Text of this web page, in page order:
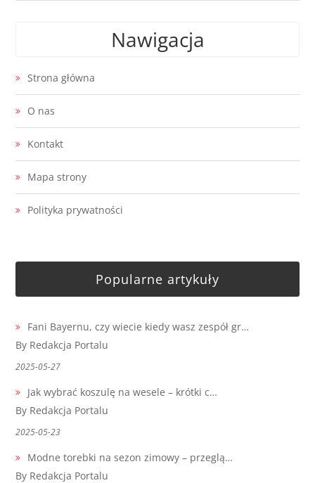
Nawigacja
Strona główna
O nas
Kontakt
Mapa strony
Polityka prywatności
Popularne artykuły
Fani Bayernu, czy wiecie kiedy wasz zespół gr…
By Redakcja Portalu
2025-05-27
Jak wybrać koszulę na wesele – krótki c…
By Redakcja Portalu
2025-05-23
Modne torebki na sezon zimowy – przeglą…
By Redakcja Portalu